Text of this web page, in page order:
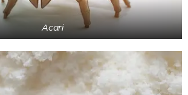
Acari